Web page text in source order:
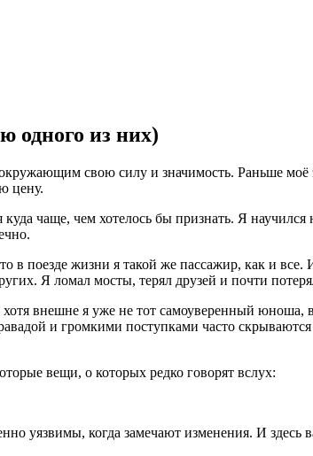
одного из них)
свою силу и значимость. Раньше моё
цену.
чаще, чем хотелось бы признать. Я научился
в поезде жизни я такой же пассажир, как и все.
Я ломал мосты, терял друзей и почти
внешне я уже не тот самоуверенный юноша,
и громкими поступками часто
вещи, о которых редко говорят вслух:
уязвимы, когда замечают изменения. И здесь